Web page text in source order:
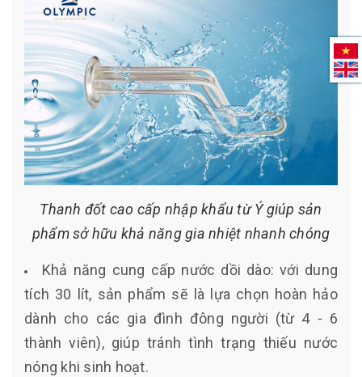
Thanh đốt cao cấp nhập khẩu từ Ý giúp sản
phẩm sở hữu khả năng gia nhiệt nhanh chóng
Khả năng cung cấp nước dồi dào: với dung
tích 30 lít, sản phẩm sẽ là lựa chọn hoàn hảo
dành cho các gia đình đông người (từ 4 - 6
thành viên), giúp tránh tình trạng thiếu nước
nóng khi sinh hoạt.